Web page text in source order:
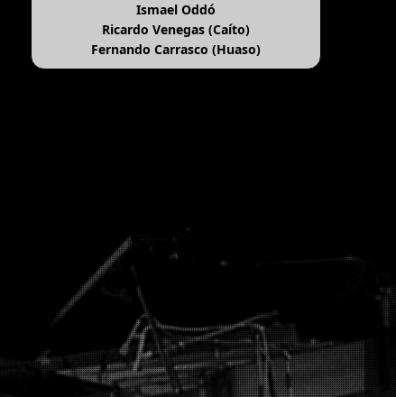
Ismael Oddó
Ricardo Venegas (Caíto)
Fernando Carrasco (Huaso)